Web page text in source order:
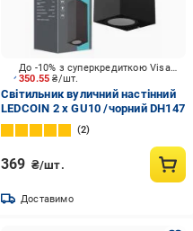
350.55₴/шт.
До -10% з суперкредиткою Visa Вигода
Світильник вуличний настінний
LEDCOIN 2 x GU10 /чорний DH147
2
369 ₴/шт.
Доставимо